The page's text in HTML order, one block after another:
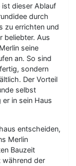
dieser Ablauf
durch
zu errichten und
beliebter. Aus
seine
an. So sind
sondern
Der Vorteil
selbst
in sein Haus
entscheiden,
Merlin
Bauzeit
während der